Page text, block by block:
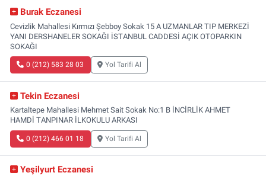
Burak Eczanesi
Cevizlik Mahallesi Kırmızı Şebboy Sokak 15 A UZMANLAR TIP MERKEZİ
YANI DERSHANELER SOKAĞI İSTANBUL CADDESİ AÇIK OTOPARKIN
SOKAĞI
0 (212) 583 28 03 Yol Tarifi Al
Tekin Eczanesi
Kartaltepe Mahallesi Mehmet Sait Sokak No:1 B İNCİRLİK AHMET
HAMDİ TANPINAR İLKOKULU ARKASI
0 (212) 466 01 18 Yol Tarifi Al
Yeşilyurt Eczanesi